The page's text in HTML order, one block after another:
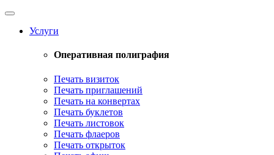
Toggle
navigationУслуги
Оперативная полиграфия
Печать визиток
Печать приглашений
Печать на конвертах
Печать буклетов
Печать листовок
Печать флаеров
Печать открыток